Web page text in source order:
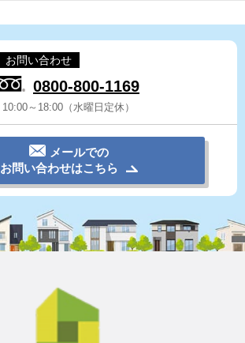
お問い合わせ
0800-800-1169
10:00～18:00（水曜日定休）
メールでの
お問い合わせはこちら